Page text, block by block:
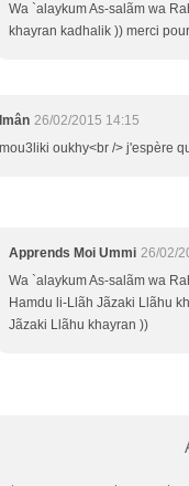
Wa `alaykum As-salãm wa
khayran kadhalik )) merci
26/02/2015 14:15
oukhy<br /> j'espère
Apprends Moi Ummi 26/02/
Wa `alaykum As-salãm wa
Hamdu li-Llãh Jãzaki Llãhu
Jãzaki Llãhu khayran ))